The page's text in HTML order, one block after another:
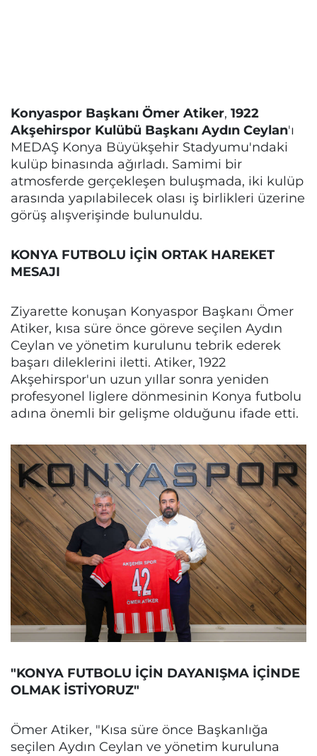
Konyaspor Başkanı Ömer Atiker, 1922
Akşehirspor Kulübü Başkanı Aydın Ceylan'ı
MEDAŞ Konya Büyükşehir Stadyumu'ndaki
kulüp binasında ağırladı. Samimi bir
atmosferde gerçekleşen buluşmada, iki kulüp
arasında yapılabilecek olası iş birlikleri üzerine
görüş alışverişinde bulunuldu.
KONYA FUTBOLU İÇİN ORTAK HAREKET
MESAJI
Ziyarette konuşan Konyaspor Başkanı Ömer
Atiker, kısa süre önce göreve seçilen Aydın
Ceylan ve yönetim kurulunu tebrik ederek
başarı dileklerini iletti. Atiker, 1922
Akşehirspor'un uzun yıllar sonra yeniden
profesyonel liglere dönmesinin Konya futbolu
adına önemli bir gelişme olduğunu ifade etti.
"KONYA FUTBOLU İÇİN DAYANIŞMA İÇİNDE
OLMAK İSTİYORUZ"
Ömer Atiker, "Kısa süre önce Başkanlığa
seçilen Aydın Ceylan ve yönetim kuruluna